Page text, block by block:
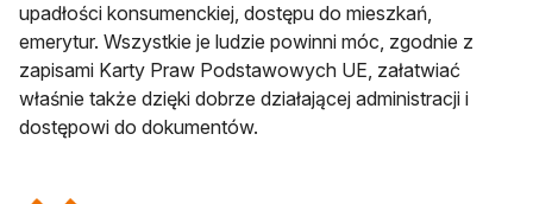
upadłości konsumenckiej, dostępu do mieszkań,
emerytur. Wszystkie je ludzie powinni móc, zgodnie z
zapisami Karty Praw Podstawowych UE, załatwiać
właśnie także dzięki dobrze działającej administracji i
dostępowi do dokumentów.